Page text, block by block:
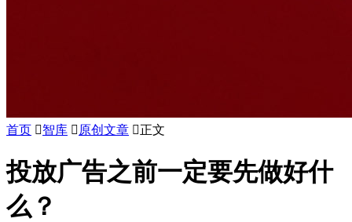
首页 智库  原创文章 正文
投放广告之前一定要先做好什
么？